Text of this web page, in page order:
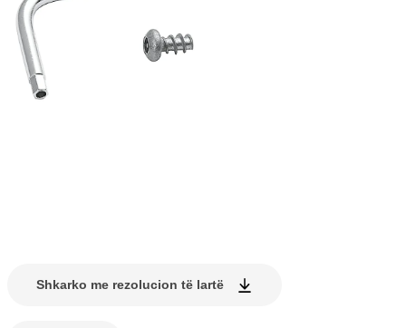
Shkarko me rezolucion të lartë